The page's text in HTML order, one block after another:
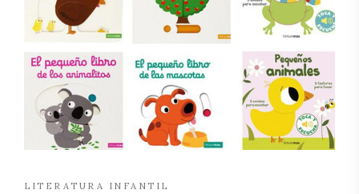
LITERATURA INFANTIL